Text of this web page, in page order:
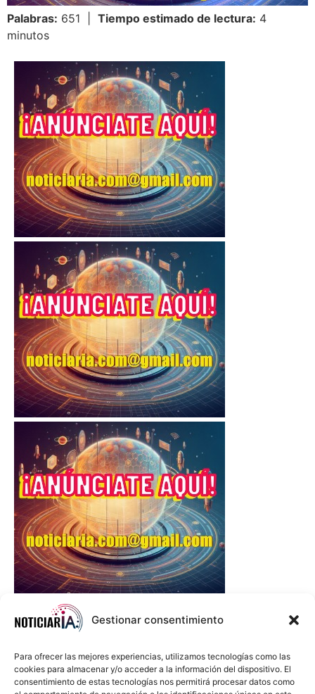
Gestionar consentimiento
Para ofrecer las mejores experiencias, utilizamos tecnologías como las
cookies para almacenar y/o acceder a la información del dispositivo. El
consentimiento de estas tecnologías nos permitirá procesar datos como
Palabras: 651 | Tiempo estimado de lectura: 4
minutos